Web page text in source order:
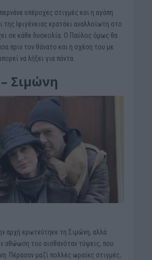
υπέροχες στιγμές και η αγάπη
της Ιφιγένειας κρατάει αναλλοίωτη στο
σε κάθε δυσκολία. Ο Παύλος όμως θα
πριν τον θάνατο και η σχέση του με
να λήξει για πάντα.
Σιμώνη
αρχή ερωτεύτηκε τη Σιμώνη, αλλά
αθώωση του αισθανόταν τύψεις, που
Πέρασαν μαζί πολλές ωραίες στιγμές,